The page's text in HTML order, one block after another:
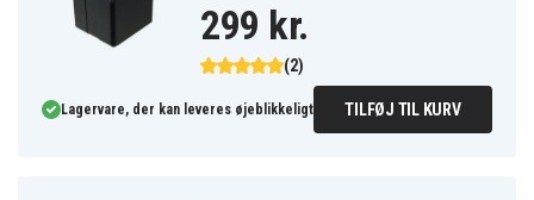
(2)
299 kr.
Lagervare, der kan leveres øjeblikkeligt TILFØJ TIL KURV